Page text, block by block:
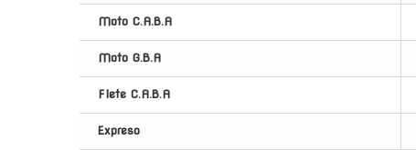
Moto C.A.B.A
Moto G.B.A
Flete C.A.B.A
Expreso